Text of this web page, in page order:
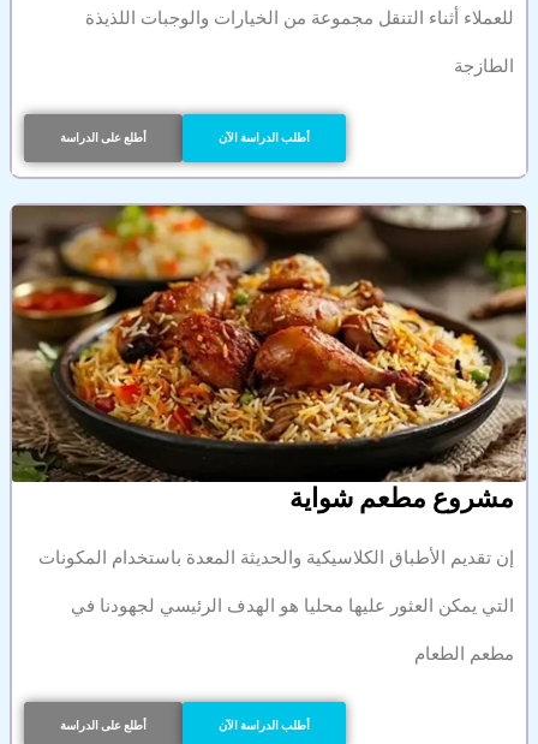
للعملاء أثناء التنقل مجموعة من الخيارات والوجبات اللذيذة
الطازجة
أطلع على الدراسة أطلب الدراسة الآن
مشروع مطعم شواية
إن تقديم الأطباق الكلاسيكية والحديثة المعدة باستخدام المكونات
التي يمكن العثور عليها محليا هو الهدف الرئيسي لجهودنا في
مطعم الطعام
أطلع على الدراسة أطلب الدراسة الآن